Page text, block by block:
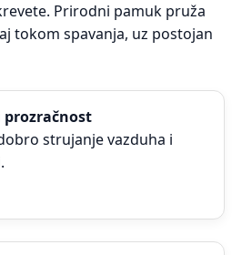
Prirodni pamuk pruža
tokom spavanja, uz postojan
prozračnost
strujanje vazduha i